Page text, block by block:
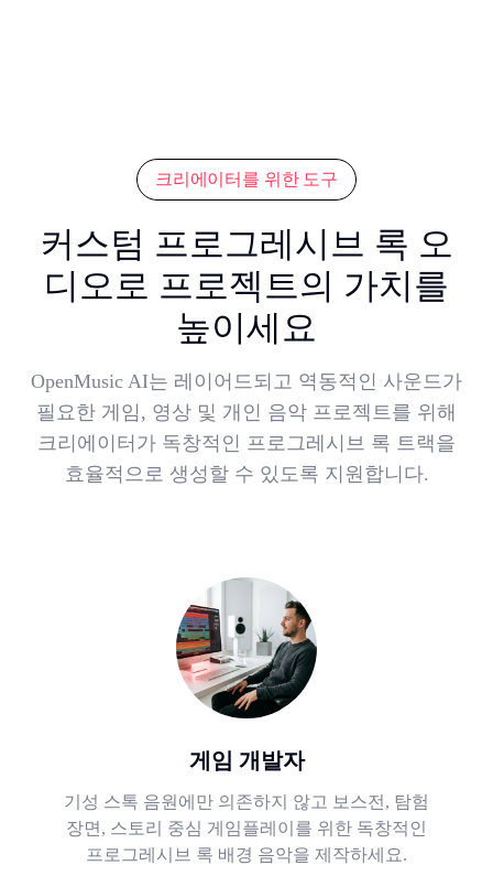
크리에이터를 위한 도구
커스텀 프로그레시브 록 오
디오로 프로젝트의 가치를
높이세요
OpenMusic AI는 레이어드되고 역동적인 사운드가
필요한 게임, 영상 및 개인 음악 프로젝트를 위해
크리에이터가 독창적인 프로그레시브 록 트랙을
효율적으로 생성할 수 있도록 지원합니다.
게임 개발자
기성 스톡 음원에만 의존하지 않고 보스전, 탐험
장면, 스토리 중심 게임플레이를 위한 독창적인
프로그레시브 록 배경 음악을 제작하세요.